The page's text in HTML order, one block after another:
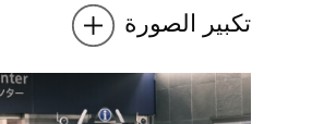
تكبير الصورة